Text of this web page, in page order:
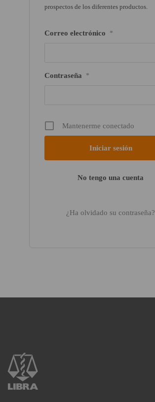
prospectos de los diferentes productos.
Correo electrónico *
Contraseña *
Mantenerme conectado
No tengo una cuenta
¿Ha olvidado su contraseña?